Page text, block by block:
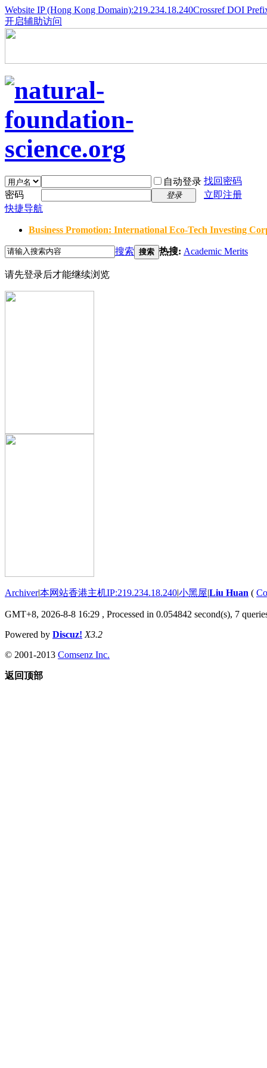
Website IP (Hong Kong Domain):219.234.18.240Crossref DOI
开启辅助访问
自动登录 找回密码
密码
登录
立即注册
快捷导航
Business Promotion: International Eco-Tech Investing
搜索 搜索 热搜: Academic Merits
请先登录后才能继续浏览
Archiver|本网站香港主机IP:219.234.18.240|小黑屋|Liu Huan (
GMT+8, 2026-8-8 16:29 , Processed in 0.054842 second(s), 7
Powered by Discuz! X3.2
© 2001-2013 Comsenz Inc.
返回顶部